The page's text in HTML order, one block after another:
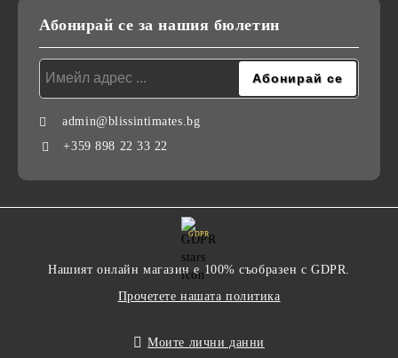
Абонирай се за нашия бюлетин
admin@blissintimates.bg
+359 898 22 33 22
GDPR
Нашият онлайн магазин е 100% съобразен с GDPR.
Прочетете нашата политика
Моите лични данни